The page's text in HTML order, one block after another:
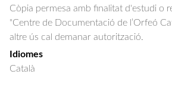
Còpia permesa amb finalitat d'estudi o
"Centre de Documentació de l’Orfeó
altre ús cal demanar autorització.
Idiomes
Català